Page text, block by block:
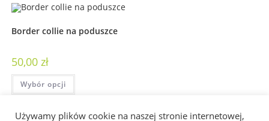
Border collie na poduszce
50,00 zł
Wybór opcji
Używamy plików cookie na naszej stronie internetowej,